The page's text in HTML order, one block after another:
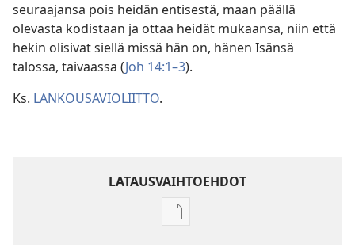
seuraajansa pois heidän entisestä, maan päällä
olevasta kodistaan ja ottaa heidät mukaansa, niin että
hekin olisivat siellä missä hän on, hänen Isänsä
talossa, taivaassa (Joh 14:1–3).
Ks. LANKOUSAVIOLIITTO.
LATAUSVAIHTOEHDOT
Julkaisujen